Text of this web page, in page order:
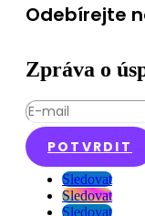
Odebírejte
Zpráva o
POTVRDIT
Sledovat
Sledovat
Sledovat